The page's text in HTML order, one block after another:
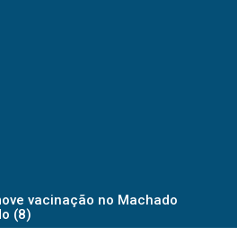
vacinação no Machado
(8)